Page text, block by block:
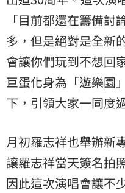
「目前都還在籌備
多，但是絕對是全新
會讓你們玩到不想回
巨蛋化身為「遊樂園
下，引領大家一同度
月初羅志祥也舉辦新
讓羅志祥當天簽名拍
因此這次演唱會讓不